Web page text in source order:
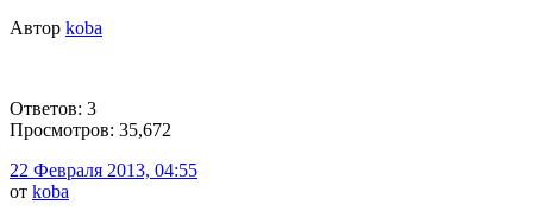
Автор koba
Ответов: 3
Просмотров: 35,672
22 Февраля 2013, 04:55
от koba